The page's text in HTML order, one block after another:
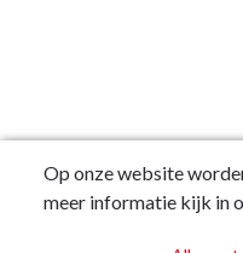
Op onze website
meer informatie kijk in